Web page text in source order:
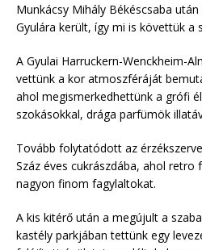
Munkácsy Mihály Békéscsaba
Gyulára került, így mi is követtük a
A Gyulai Harruckern-Wenckheim-
vettünk a kor atmoszféráját
ahol megismerkedhettünk a grófi
szokásokkal, drága parfümök
Tovább folytatódott az
Száz éves cukrászdába, ahol retro
nagyon finom fagylaltokat.
A kis kitérő után a megújult a
kastély parkjában tettünk egy